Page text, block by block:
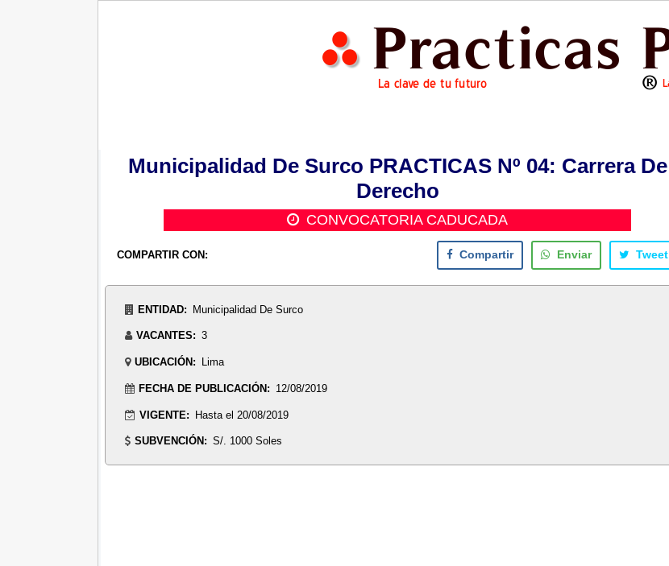
Municipalidad De Surco PRACTICAS Nº 04: Carrera De
Derecho
CONVOCATORIA CADUCADA
COMPARTIR CON: Compartir Enviar Tweet
ENTIDAD: Municipalidad De Surco
VACANTES: 3
UBICACIÓN: Lima
FECHA DE PUBLICACIÓN: 12/08/2019
VIGENTE: Hasta el 20/08/2019
SUBVENCIÓN: S/. 1000 Soles